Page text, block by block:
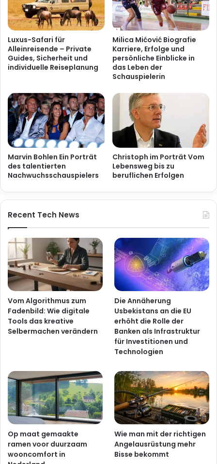
Luxus-Safari für
Alleinreisende – Private
Guides, Sicherheit und
individuelle Reiseplanung
Milica Mićović Biografie
Karriere, Erfolge und
persönliche Einblicke in
das Leben der
Schauspielerin
Marvin Bohlen Ein Porträt
des talentierten
Nachwuchsschauspielers
Christoph im Porträt Vom
Lebensweg bis zu
beruflichen Erfolgen
Recent Tech News
Vom Algorithmus zum
Fadenbild: Wie digitale
Tools das kreative
Selbermachen verändern
Die Annäherung
Usbekistans an die EU
erhöht die Rolle der
Banken als Infrastruktur
für Investitionen und
Technologien
Op maat gemaakte
ramen voor duurzaam
wooncomfort in
Wie man mit der richtigen
Angelausrüstung mehr
Bisse bekommt